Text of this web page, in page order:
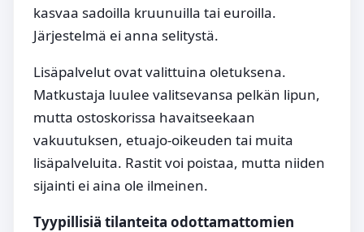
kasvaa sadoilla kruunuilla tai euroilla.
Järjestelmä ei anna selitystä.
Lisäpalvelut ovat valittuina oletuksena.
Matkustaja luulee valitsevansa pelkän lipun,
mutta ostoskorissa havaitseekaan
vakuutuksen, etuajo-oikeuden tai muita
lisäpalveluita. Rastit voi poistaa, mutta niiden
sijainti ei aina ole ilmeinen.
Tyypillisiä tilanteita odottamattomien